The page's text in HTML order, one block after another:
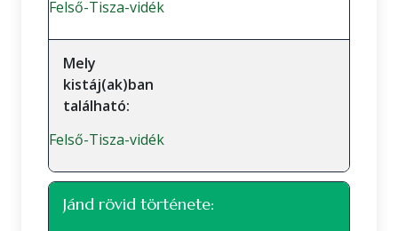
Felső-Tisza-vidék
Mely
kistáj(ak)ban
található:
Felső-Tisza-vidék
Jánd rövid története: